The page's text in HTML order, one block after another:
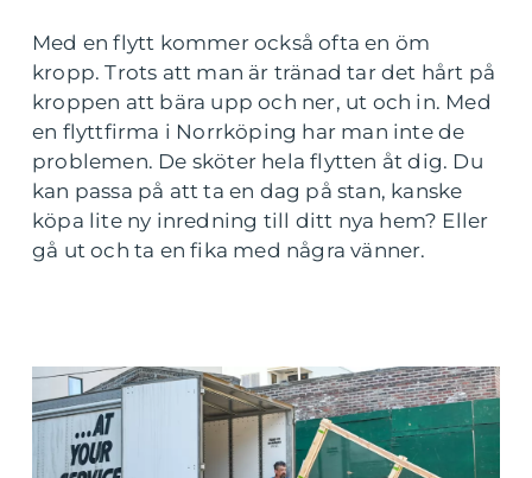
Med en flytt kommer också ofta en öm
kropp. Trots att man är tränad tar det hårt på
kroppen att bära upp och ner, ut och in. Med
en flyttfirma i Norrköping har man inte de
problemen. De sköter hela flytten åt dig. Du
kan passa på att ta en dag på stan, kanske
köpa lite ny inredning till ditt nya hem? Eller
gå ut och ta en fika med några vänner.